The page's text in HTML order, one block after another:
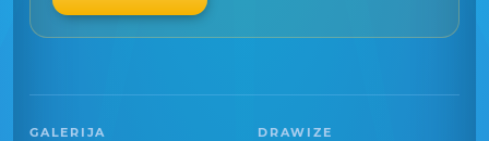
GALERIJA DRAWIZE